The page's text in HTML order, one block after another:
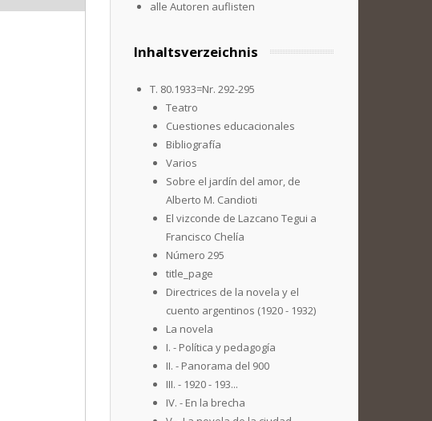
alle Autoren auflisten
Inhaltsverzeichnis
T. 80.1933=Nr. 292-295
Teatro
Cuestiones educacionales
Bibliografía
Varios
Sobre el jardín del amor, de
Alberto M. Candioti
El vizconde de Lazcano Tegui a
Francisco Chelía
Número 295
title_page
Directrices de la novela y el
cuento argentinos (1920 - 1932)
La novela
I. - Política y pedagogía
II. - Panorama del 900
III. - 1920 - 193...
IV. - En la brecha